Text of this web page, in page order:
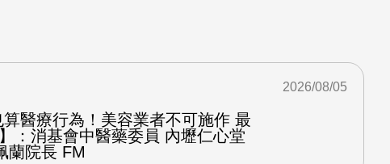
算醫療行為！美容業者不可施作 最
：消基會中醫藥委員 內壢仁心堂
蘭院長 FM
2026/08/05